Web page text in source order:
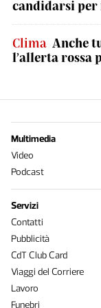
candidarsi per
Clima Anche
l’allerta rossa
Multimedia
Video
Podcast
Servizi
Contatti
Pubblicità
CdT Club Card
Viaggi del Corriere
Lavoro
Funebri